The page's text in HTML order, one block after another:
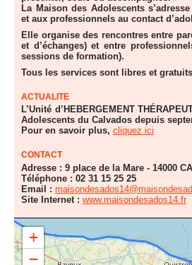
La Maison des Adolescents
et aux professionnels au contact
Elle organise des rencontres entre
et d’échanges) et entre
sessions de formation).
Tous les services sont libres et
ACTUALITE
L’Unité d’HEBERGEMENT
Adolescents du Calvados depuis
Pour en savoir plus, cliquez ici
CONTACT
Adresse : 9 place de la Mare - 14000
Téléphone : 02 31 15 25 25
Email :
Site Internet : www.maisondesados14.fr
9 place de la Mare - 14000 CAEN
+
−